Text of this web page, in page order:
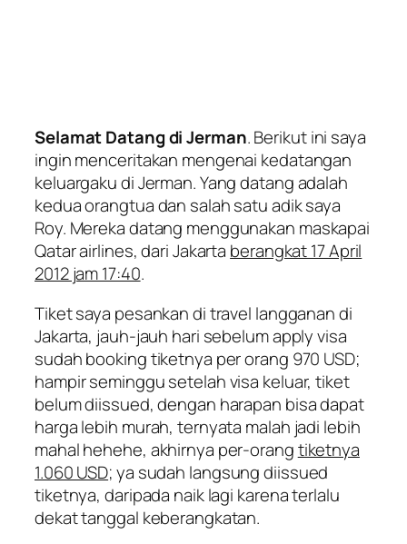
Selamat Datang di Jerman. Berikut ini saya
ingin menceritakan mengenai kedatangan
keluargaku di Jerman. Yang datang adalah
kedua orangtua dan salah satu adik saya
Roy. Mereka datang menggunakan maskapai
Qatar airlines, dari Jakarta berangkat 17 April
2012 jam 17:40.
Tiket saya pesankan di travel langganan di
Jakarta, jauh-jauh hari sebelum apply visa
sudah booking tiketnya per orang 970 USD;
hampir seminggu setelah visa keluar, tiket
belum diissued, dengan harapan bisa dapat
harga lebih murah, ternyata malah jadi lebih
mahal hehehe, akhirnya per-orangtiketnya
1.060 USD; ya sudah langsung diissued
tiketnya, daripada naik lagi karena terlalu
dekat tanggal keberangkatan.